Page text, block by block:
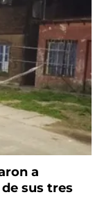
a
sus tres